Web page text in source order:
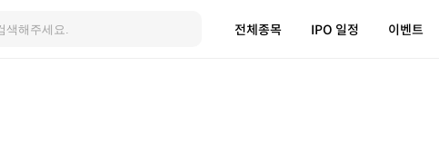
전체종목 IPO 일정 이벤트